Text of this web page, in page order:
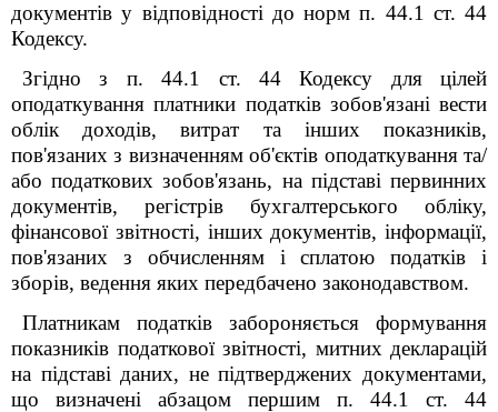
документів у відповідності до норм п. 44.1 ст. 44
Кодексу.
Згідно з п. 44.1 ст. 44 Кодексу для цілей
оподаткування платники податків зобов'язані вести
облік доходів, витрат та інших показників,
пов'язаних з визначенням об'єктів оподаткування та/
або податкових зобов'язань, на підставі первинних
документів, регістрів бухгалтерського обліку,
фінансової звітності, інших документів, інформації,
пов'язаних з обчисленням і сплатою податків і
зборів, ведення яких передбачено законодавством.
Платникам податків забороняється формування
показників податкової звітності, митних декларацій
на підставі даних, не підтверджених документами,
що визначені абзацом першим п. 44.1 ст. 44